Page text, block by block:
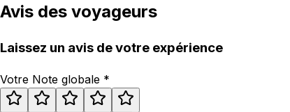
Avis des voyageurs
Laissez un avis de votre expérience
Votre Note globale *